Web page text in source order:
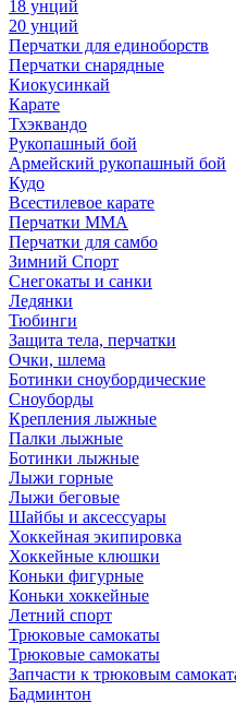
18 унций
20 унций
Перчатки для единоборств
Перчатки снарядные
Киокусинкай
Карате
Тхэквандо
Рукопашный бой
Армейский рукопашный бой
Кудо
Всестилевое карате
Перчатки MMA
Перчатки для самбо
Зимний Спорт
Снегокаты и санки
Ледянки
Тюбинги
Защита тела, перчатки
Очки, шлема
Ботинки сноубордические
Сноуборды
Крепления лыжные
Палки лыжные
Ботинки лыжные
Лыжи горные
Лыжи беговые
Шайбы и аксессуары
Хоккейная экипировка
Хоккейные клюшки
Коньки фигурные
Коньки хоккейные
Летний спорт
Трюковые самокаты
Трюковые самокаты
Запчасти к трюковым
Бадминтон